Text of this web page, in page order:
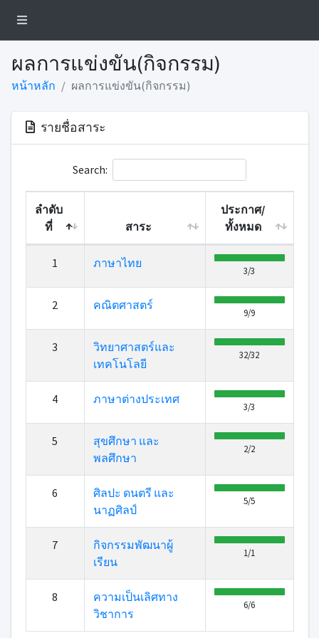
ผลการแข่งขัน(กิจกรรม)
หน้าหลัก ผลการแข่งขัน(กิจกรรม)
รายชื่อสาระ
Search:
ลำดับ
ที่
สาระ
ประกาศ/
ทั้งหมด
1 ภาษาไทย
3/3
2 คณิตศาสตร์
9/9
3
วิทยาศาสตร์และ
เทคโนโลยี
32/32
4 ภาษาต่างประเทศ
3/3
5
สุขศึกษา และ
พลศึกษา
2/2
6
ศิลปะ ดนตรี และ
นาฏศิลป์
5/5
7
กิจกรรมพัฒนาผู้
เรียน
1/1
8
ความเป็นเลิศทาง
วิชาการ
6/6